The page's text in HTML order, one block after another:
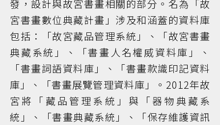
發，設計與故宮書畫相關的部分。名為「故
宮書畫數位典藏計畫」涉及和涵蓋的資料庫
包括：「故宮藏品管理系統」、「故宮書畫
典藏系統」、「書畫人名權威資料庫」、
「書畫詞語資料庫」、「書畫款識印記資料
庫」、「書畫展覽管理資料庫」。2012年故
宮將「藏品管理系統」與「器物典藏系
統」、「書畫典藏系統」、「保存維護資訊